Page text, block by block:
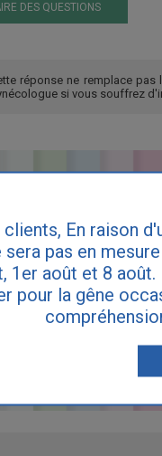
DES QUESTIONS
réponse ne remplace
si vous souffrez
clients, En raison
sera pas en
1er août et 8
pour la gêne